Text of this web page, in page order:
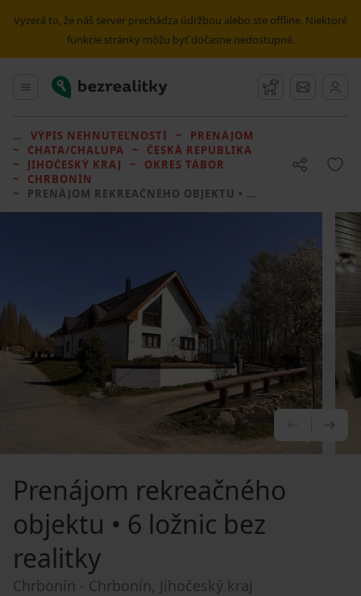
Vyzerá to, že náš server prechádza údržbou alebo ste offline. Niektoré
funkcie stránky môžu byť dočasne nedostupné.
Hlavné menu
Bezrealitky Strážny pes
Správy
VÝPIS NEHNUTEĽNOSTÍ
PRENÁJOM
CHATA/CHALUPA
ČESKÁ REPUBLIKA
JIHOČESKÝ KRAJ
OKRES TÁBOR
CHRBONÍN
PRENÁJOM REKREAČNÉHO OBJEKTU • 6 LOŽNIC BEZ REALITKY
Prenájom rekreačného
objektu • 6 ložnic bez
realitky
Chrbonín - Chrbonín, Jihočeský kraj